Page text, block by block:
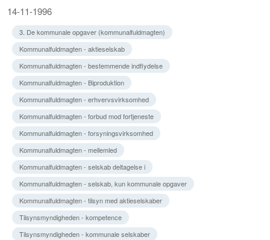
14-11-1996
3. De kommunale opgaver (kommunalfuldmagten)
Kommunalfuldmagten - aktieselskab
Kommunalfuldmagten - bestemmende indflydelse
Kommunalfuldmagten - Biproduktion
Kommunalfuldmagten - erhvervsvirksomhed
Kommunalfuldmagten - forbud mod fortjeneste
Kommunalfuldmagten - forsyningsvirksomhed
Kommunalfuldmagten - mellemled
Kommunalfuldmagten - selskab deltagelse i
Kommunalfuldmagten - selskab, kun kommunale opgaver
Kommunalfuldmagten - tilsyn med aktieselskaber
Tilsynsmyndigheden - kompetence
Tilsynsmyndigheden - kommunale selskaber